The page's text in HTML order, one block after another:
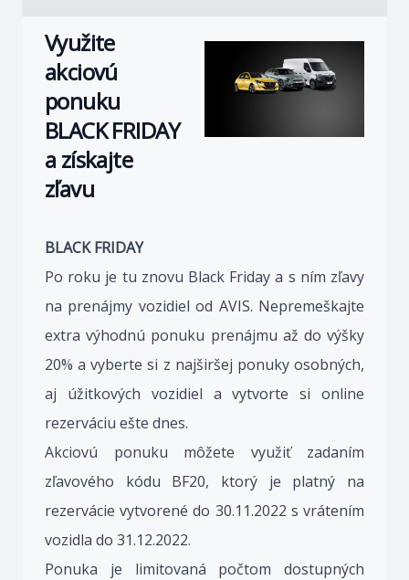
Využite
akciovú
ponuku
BLACK FRIDAY
a získajte
zľavu
BLACK FRIDAY
Po roku je tu znovu Black Friday a s ním zľavy
na prenájmy vozidiel od AVIS. Nepremeškajte
extra výhodnú ponuku prenájmu až do výšky
20% a vyberte si z najširšej ponuky osobných,
aj úžitkových vozidiel a vytvorte si online
rezerváciu ešte dnes.
Akciovú ponuku môžete využiť zadaním
zľavového kódu BF20, ktorý je platný na
rezervácie vytvorené do 30.11.2022 s vrátením
vozidla do 31.12.2022.
Ponuka je limitovaná počtom dostupných